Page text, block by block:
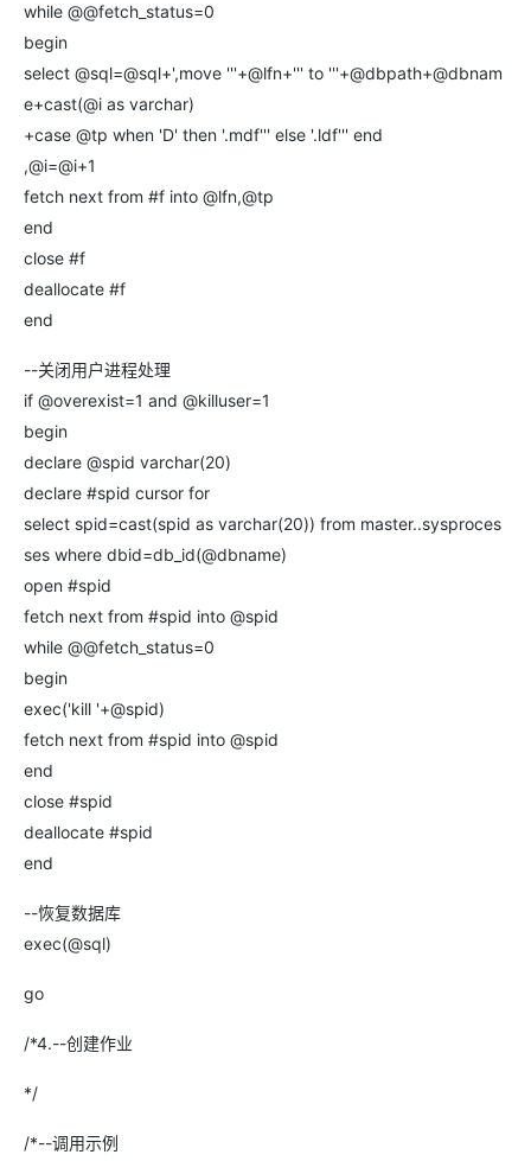
while @@fetch_status=0
begin
select @sql=@sql+',move '''+@lfn+''' to '''+@dbpath+@dbnam
e+cast(@i as varchar)
+case @tp when 'D' then '.mdf''' else '.ldf''' end
,@i=@i+1
fetch next from #f into @lfn,@tp
end
close #f
deallocate #f
end
--关闭用户进程处理
if @overexist=1 and @killuser=1
begin
declare @spid varchar(20)
declare #spid cursor for
select spid=cast(spid as varchar(20)) from master..sysproces
ses where dbid=db_id(@dbname)
open #spid
fetch next from #spid into @spid
while @@fetch_status=0
begin
exec('kill '+@spid)
fetch next from #spid into @spid
end
close #spid
deallocate #spid
end
--恢复数据库
exec(@sql)
go
/*4.--创建作业
*/
/*--调用示例